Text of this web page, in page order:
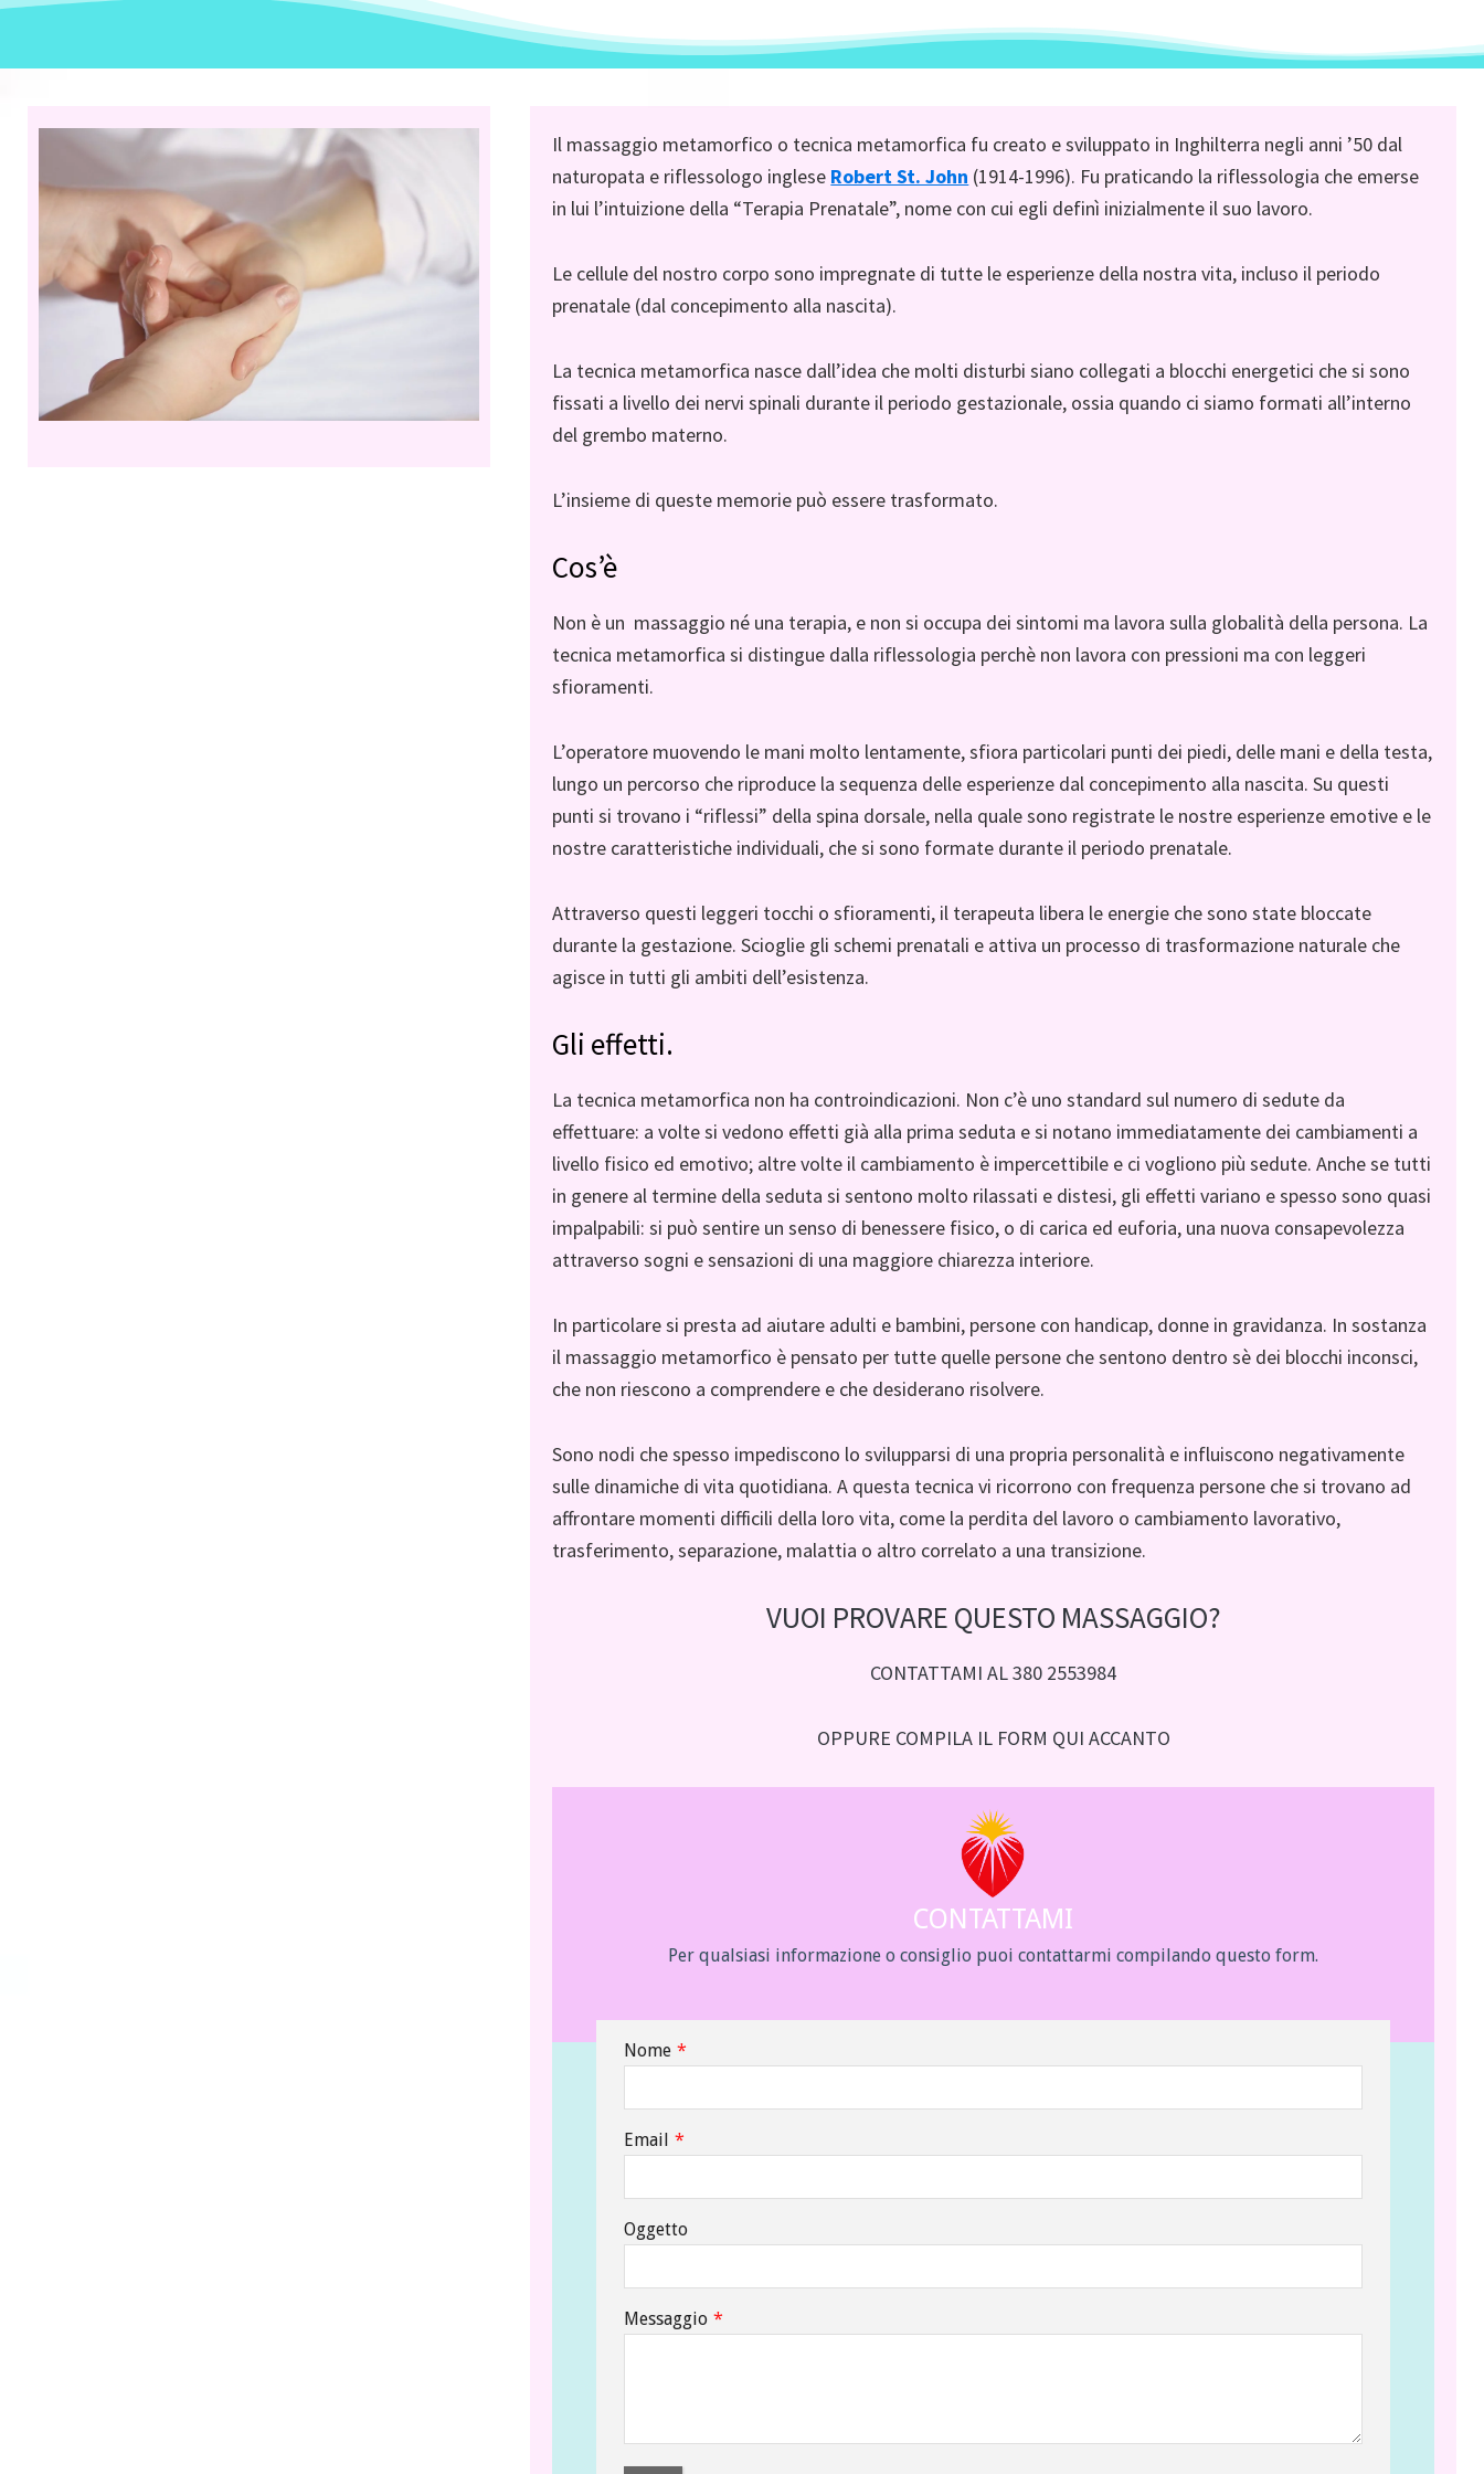
Il massaggio metamorfico o tecnica metamorfica fu creato e sviluppato in Inghilterra negli anni ’50 dal
naturopata e riflessologo inglese Robert St. John (1914-1996). Fu praticando la riflessologia che emerse
in lui l’intuizione della “Terapia Prenatale”, nome con cui egli definì inizialmente il suo lavoro.
Le cellule del nostro corpo sono impregnate di tutte le esperienze della nostra vita, incluso il periodo
prenatale (dal concepimento alla nascita).
La tecnica metamorfica nasce dall’idea che molti disturbi siano collegati a blocchi energetici che si sono
fissati a livello dei nervi spinali durante il periodo gestazionale, ossia quando ci siamo formati all’interno
del grembo materno.
L’insieme di queste memorie può essere trasformato.
Cos’è
Non è un massaggio né una terapia, e non si occupa dei sintomi ma lavora sulla globalità della persona. La
tecnica metamorfica si distingue dalla riflessologia perchè non lavora con pressioni ma con leggeri
sfioramenti.
L’operatore muovendo le mani molto lentamente, sfiora particolari punti dei piedi, delle mani e della testa,
lungo un percorso che riproduce la sequenza delle esperienze dal concepimento alla nascita. Su questi
punti si trovano i “riflessi” della spina dorsale, nella quale sono registrate le nostre esperienze emotive e le
nostre caratteristiche individuali, che si sono formate durante il periodo prenatale.
Attraverso questi leggeri tocchi o sfioramenti, il terapeuta libera le energie che sono state bloccate
durante la gestazione. Scioglie gli schemi prenatali e attiva un processo di trasformazione naturale che
agisce in tutti gli ambiti dell’esistenza.
Gli effetti.
La tecnica metamorfica non ha controindicazioni. Non c’è uno standard sul numero di sedute da
effettuare: a volte si vedono effetti già alla prima seduta e si notano immediatamente dei cambiamenti a
livello fisico ed emotivo; altre volte il cambiamento è impercettibile e ci vogliono più sedute. Anche se tutti
in genere al termine della seduta si sentono molto rilassati e distesi, gli effetti variano e spesso sono quasi
impalpabili: si può sentire un senso di benessere fisico, o di carica ed euforia, una nuova consapevolezza
attraverso sogni e sensazioni di una maggiore chiarezza interiore.
In particolare si presta ad aiutare adulti e bambini, persone con handicap, donne in gravidanza. In sostanza
il massaggio metamorfico è pensato per tutte quelle persone che sentono dentro sè dei blocchi inconsci,
che non riescono a comprendere e che desiderano risolvere.
Sono nodi che spesso impediscono lo svilupparsi di una propria personalità e influiscono negativamente
sulle dinamiche di vita quotidiana. A questa tecnica vi ricorrono con frequenza persone che si trovano ad
affrontare momenti difficili della loro vita, come la perdita del lavoro o cambiamento lavorativo,
trasferimento, separazione, malattia o altro correlato a una transizione.
VUOI PROVARE QUESTO MASSAGGIO?
CONTATTAMI AL 380 2553984
OPPURE COMPILA IL FORM QUI ACCANTO
CONTATTAMI
Per qualsiasi informazione o consiglio puoi contattarmi compilando questo form.
Nome *
Email *
Oggetto
Messaggio *